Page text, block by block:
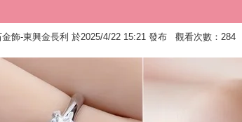
金飾-東興金長利 於2025/4/22 15:21 發布 觀看次數：284